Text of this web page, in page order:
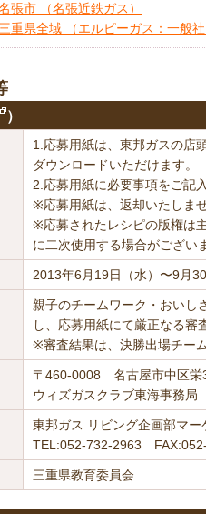
張市 （名張近鉄ガス）
三重県全域 （エルピーガス：一般
）
1.応募用紙は、東邦ガスの店
ダウンロードいただけます。
2.応募用紙に必要事項をご記
※応募用紙は、返却いたしま
※応募されたレシピの版権は
に二次使用する場合がござい
2013年6月19日（水）〜9月
親子のチームワーク・おいし
し、応募用紙にて厳正なる審
※審査結果は、決勝出場チー
〒460-0008 名古屋市中区栄
ウィズガスクラブ東海事務局
東邦ガス リビング企画部マ
TEL:052-732-2963
三重県教育委員会